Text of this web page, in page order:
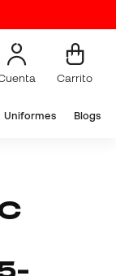
Carrito
Uniformes Blogs